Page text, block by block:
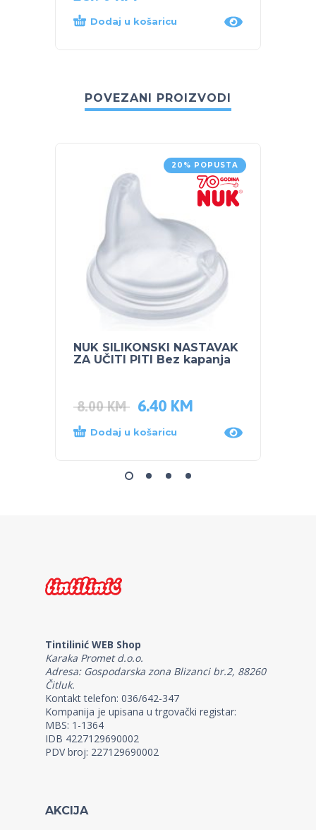
Dodaj u košaricu
POVEZANI PROIZVODI
20% POPUSTA
NUK SILIKONSKI NASTAVAK
ZA UČITI PITI Bez kapanja
8.00KM 6.40 KM
Dodaj u košaricu
Tintilinić WEB Shop
Karaka Promet d.o.o.
Adresa: Gospodarska zona Blizanci br.2, 88260
Čitluk.
Kontakt telefon: 036/642-347
Kompanija je upisana u trgovački registar:
MBS: 1-1364
IDB 4227129690002
PDV broj: 227129690002
AKCIJA